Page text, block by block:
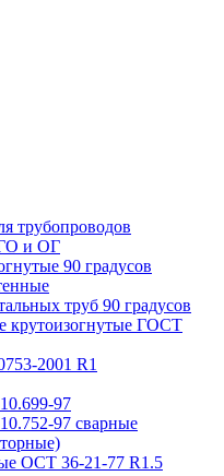
трубопроводов
и ОГ
90 градусов
труб 90 градусов
крутоизогнутые ГОСТ
2001 R1
97
97 сварные
ОСТ 36-21-77 R1.5